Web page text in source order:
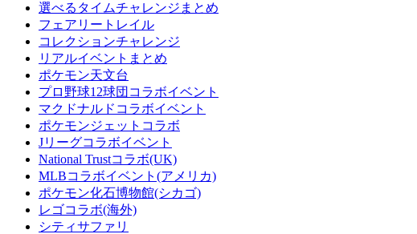
選べるタイムチャレンジまとめ
フェアリートレイル
コレクションチャレンジ
リアルイベントまとめ
ポケモン天文台
プロ野球12球団コラボイベント
マクドナルドコラボイベント
ポケモンジェットコラボ
Jリーグコラボイベント
National Trustコラボ(UK)
MLBコラボイベント(アメリカ)
ポケモン化石博物館(シカゴ)
レゴコラボ(海外)
シティサファリ